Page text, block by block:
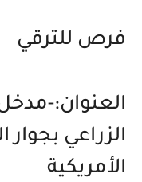
فرص للترقي
العنوان:-
الزراعي بجوار
الأمريكية